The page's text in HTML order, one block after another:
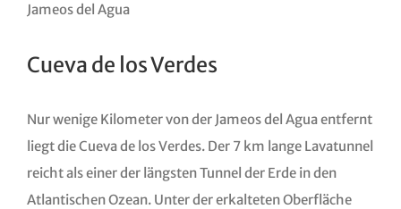
Jameos del Agua
Cueva de los Verdes
Nur wenige Kilometer von der Jameos del Agua entfernt
liegt die Cueva de los Verdes. Der 7 km lange Lavatunnel
reicht als einer der längsten Tunnel der Erde in den
Atlantischen Ozean. Unter der erkalteten Oberfläche